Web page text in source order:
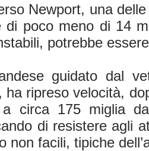
Newport, una
di poco meno di 14
potrebbe
guidato dal
ha ripreso velocità,
circa 175 miglia
di resistere agli
non facili, tipiche